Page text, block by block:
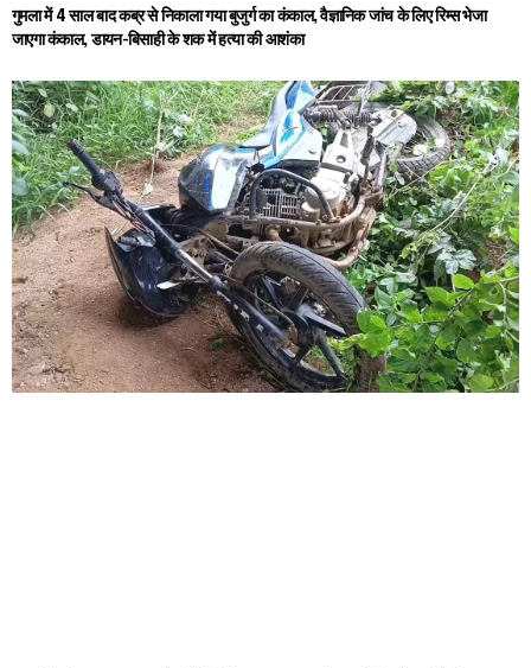
गुमला में 4 साल बाद कब्र से निकाला गया बुजुर्ग का कंकाल, वैज्ञानिक जांच के लिए रिम्स भेजा
जाएगा कंकाल, डायन-बिसाही के शक में हत्या की आशंका